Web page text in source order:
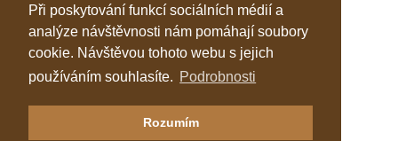
Při poskytování funkcí sociálních médií a
analýze návštěvnosti nám pomáhají soubory
cookie. Návštěvou tohoto webu s jejich
používáním souhlasíte. Podrobnosti
Rozumím
Klastr Česká peleta
Katalog topenářů